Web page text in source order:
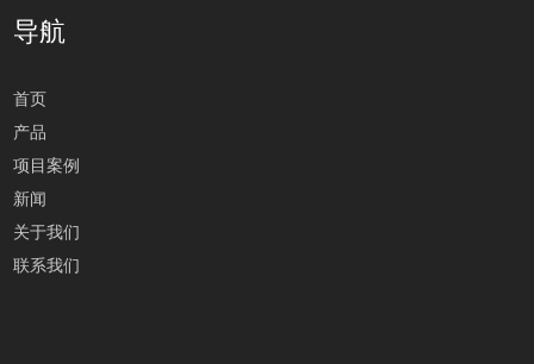
导航
首页
产品
项目案例
新闻
关于我们
联系我们